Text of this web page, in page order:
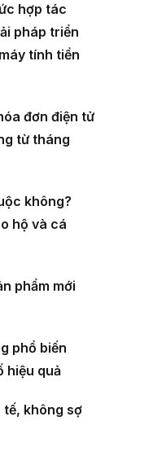
hợp tác
pháp triển
tính tiền
đơn điện tử
từ tháng
không?
hộ và cá
phẩm mới
phổ biến
hiệu quả
tế, không sợ